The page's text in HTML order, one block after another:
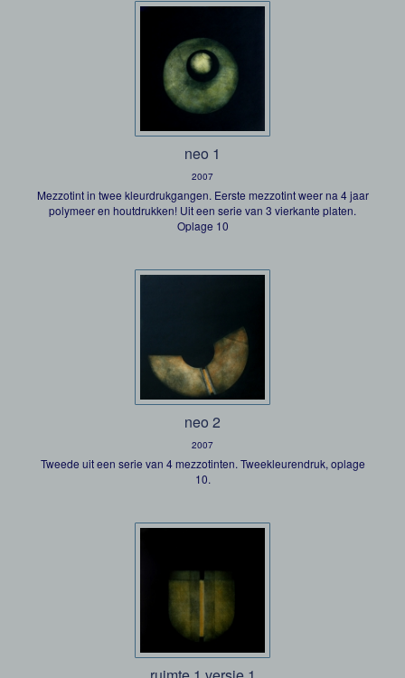
neo 1
2007
Mezzotint in twee kleurdrukgangen. Eerste mezzotint weer na 4 jaar
polymeer en houtdrukken! Uit een serie van 3 vierkante platen.
Oplage 10
neo 2
2007
Tweede uit een serie van 4 mezzotinten. Tweekleurendruk, oplage
10.